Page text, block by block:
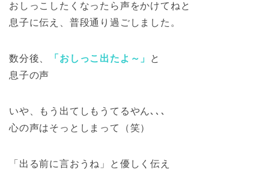
おしっこしたくなったら声をかけてねと
息子に伝え、普段通り過ごしました。
数分後、 「おしっこ出たよ～」
と
息子の声
いや、もう出てしもうてるやん､､､
心の声はそっとしまって（笑）
「出る前に言おうね」と優しく伝え